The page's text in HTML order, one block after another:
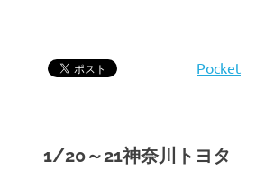
Pocket
1/20～21神奈川トヨタ